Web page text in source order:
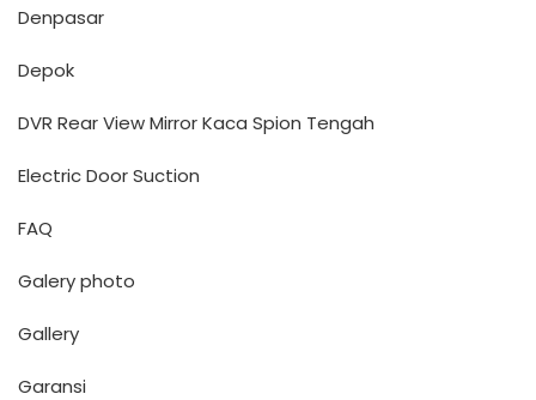
Denpasar
Depok
DVR Rear View Mirror Kaca Spion Tengah
Electric Door Suction
FAQ
Galery photo
Gallery
Garansi